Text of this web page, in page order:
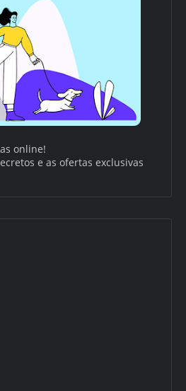
online!
e as ofertas exclusivas